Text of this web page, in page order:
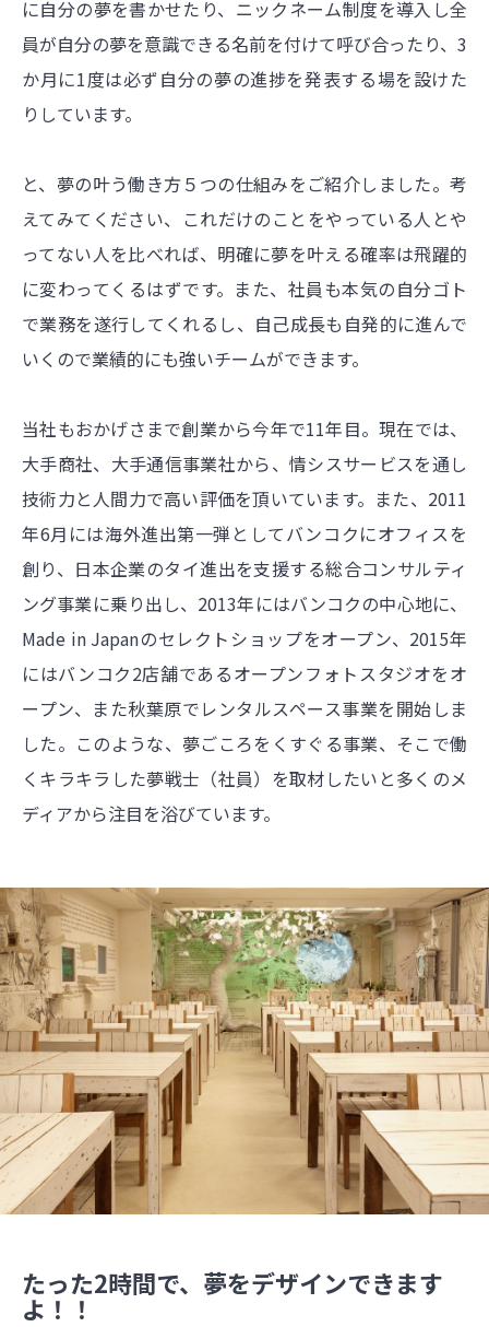
に自分の夢を書かせたり、ニックネーム制度を導入し全
員が自分の夢を意識できる名前を付けて呼び合ったり、3
か月に1度は必ず自分の夢の進捗を発表する場を設けた
りしています。
と、夢の叶う働き方５つの仕組みをご紹介しました。考
えてみてください、これだけのことをやっている人とや
ってない人を比べれば、明確に夢を叶える確率は飛躍的
に変わってくるはずです。また、社員も本気の自分ゴト
で業務を遂行してくれるし、自己成長も自発的に進んで
いくので業績的にも強いチームができます。
当社もおかげさまで創業から今年で11年目。現在では、
大手商社、大手通信事業社から、情シスサービスを通し
技術力と人間力で高い評価を頂いています。また、2011
年6月には海外進出第一弾としてバンコクにオフィスを
創り、日本企業のタイ進出を支援する総合コンサルティ
ング事業に乗り出し、2013年にはバンコクの中心地に、
Made in Japanのセレクトショップをオープン、2015年
にはバンコク2店舗であるオープンフォトスタジオをオ
ープン、また秋葉原でレンタルスペース事業を開始しま
した。このような、夢ごころをくすぐる事業、そこで働
くキラキラした夢戦士（社員）を取材したいと多くのメ
ディアから注目を浴びています。
たった2時間で、夢をデザインできます
よ！！